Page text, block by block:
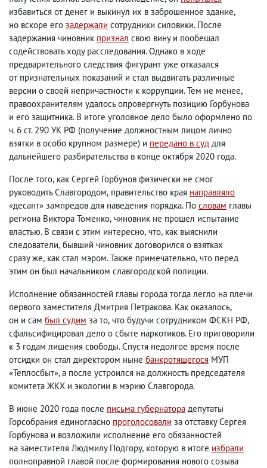
избавиться от денег и выкинул их в заброшенное здание,
но вскоре его задержали сотрудники силовики. После
задержания чиновник признал свою вину и пообещал
содействовать ходу расследования. Однако в ходе
предварительного следствия фигурант уже отказался
от признательных показаний и стал выдвигать различные
версии о своей непричастности к коррупции. Тем не менее,
правоохранителям удалось опровергнуть позицию Горбунова
и его защитника. В итоге уголовное дело было оформлено по
ч. 6 ст. 290 УК РФ (получение должностным лицом лично
взятки в особо крупном размере) и передано в суд для
дальнейшего разбирательства в конце октября 2020 года.
После того, как Сергей Горбунов физически не смог
руководить Славгородом, правительство края направляло
«десант» зампредов для наведения порядка. По словам главы
региона Виктора Томенко, чиновник не прошел испытание
властью. В связи с этим интересно, что, как выяснили
следователи, бывший чиновник договорился о взятках
сразу же, как стал мэром. Также примечательно, что перед
этим он был начальником славгородской полиции.
Исполнение обязанностей главы города тогда легло на плечи
первого заместителя Дмитрия Петракова. Как оказалось,
он и сам был судим за то, что будучи сотрудником ФСКН РФ,
сфальсифицировал дело о сбыте наркотиков. Его приговорили
к 3 годам лишения свободы. Спустя недолгое время после
отсидки он стал директором ныне банкротящегося МУП
«Теплосбыт», а после устроился на должность председателя
комитета ЖКХ и экологии в мэрию Славгорода.
В июне 2020 года после письма губернатора депутаты
Горсобрания единогласно проголосовали за отставку Сергея
Горбунова и возложили исполнение его обязанностей
на заместителя Людмилу Подгору, которую в итоге избрали
полноправной главой после формирования нового созыва